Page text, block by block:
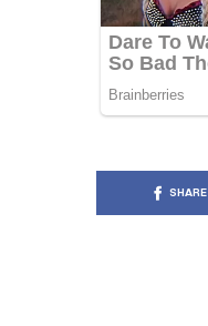
SHARE